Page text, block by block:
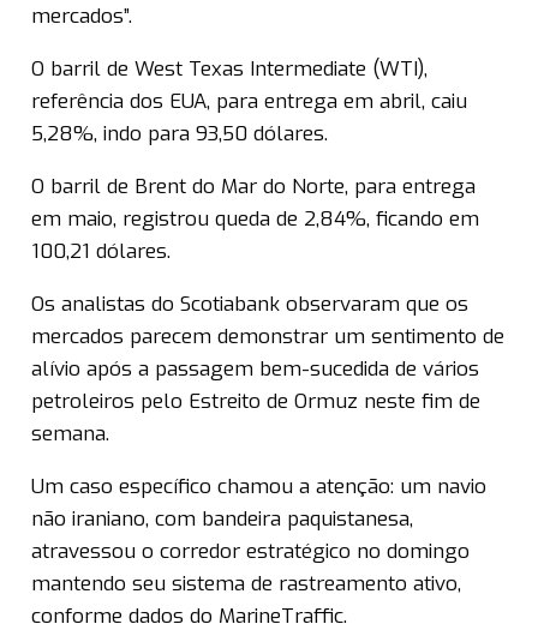
mercados”.
O barril de West Texas Intermediate (WTI),
referência dos EUA, para entrega em abril, caiu
5,28%, indo para 93,50 dólares.
O barril de Brent do Mar do Norte, para entrega
em maio, registrou queda de 2,84%, ficando em
100,21 dólares.
Os analistas do Scotiabank observaram que os
mercados parecem demonstrar um sentimento de
alívio após a passagem bem-sucedida de vários
petroleiros pelo Estreito de Ormuz neste fim de
semana.
Um caso específico chamou a atenção: um navio
não iraniano, com bandeira paquistanesa,
atravessou o corredor estratégico no domingo
mantendo seu sistema de rastreamento ativo,
conforme dados do MarineTraffic.